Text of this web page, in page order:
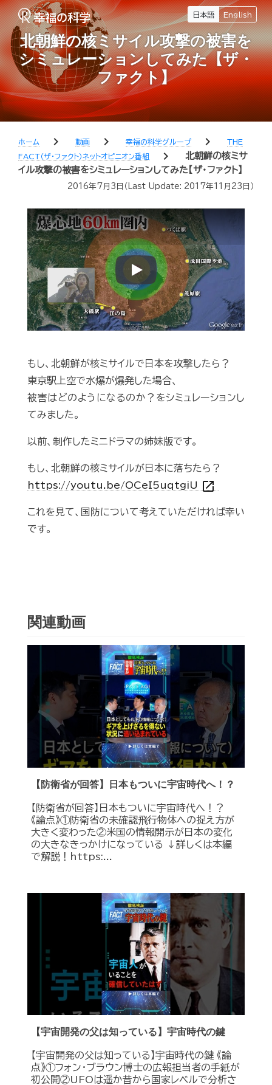
日本語 English
北朝鮮の核ミサイル攻撃の被害を
シミュレーションしてみた【ザ・
ファクト】
ホーム chevron_right 動画 chevron_right 幸福の科学グループ chevron_right
THE
FACT（ザ・ファクト）ネットオピニオン番組
chevron_right
北朝鮮の核ミサ
イル攻撃の被害をシミュレーションしてみた【ザ・ファクト】
2016年7月3日 （Last Update: 2017年11月23日 ）
Play
もし、北朝鮮が核ミサイルで日本を攻撃したら？
東京駅上空で水爆が爆発した場合、
被害はどのようになるのか？をシミュレーションし
てみました。
以前、制作したミニドラマの姉妹版です。
もし、北朝鮮の核ミサイルが日本に落ちたら？
https://youtu.be/OCeI5uqtgiU open_in_new
これを見て、国防について考えていただければ幸い
です。
関連動画
【防衛省が回答】日本もついに宇宙時代へ！？
【防衛省が回答】日本もついに宇宙時代へ！？
《論点》①防衛省の未確認飛行物体への捉え方が
大きく変わった②米国の情報開示が日本の変化
の大きなきっかけになっている ↓詳しくは本編
で解説！https:...
【宇宙開発の父は知っている】宇宙時代の鍵
【宇宙開発の父は知っている】宇宙時代の鍵 《論
点》①フォン・ブラウン博士の広報担当者の手紙が
初公開②UFOは遥か昔から国家レベルで分析さ